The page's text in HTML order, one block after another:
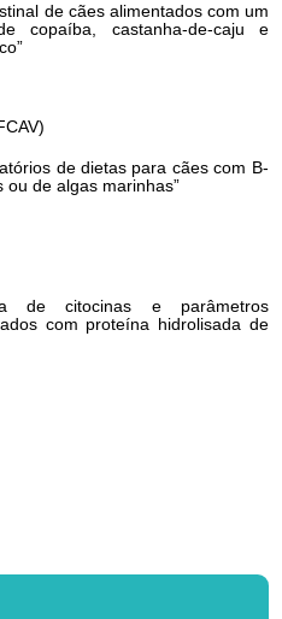
de cães alimentados com um
copaíba, castanha-de-caju e
de dietas para cães com B-
de algas marinhas”
de citocinas e parâmetros
com proteína hidrolisada de